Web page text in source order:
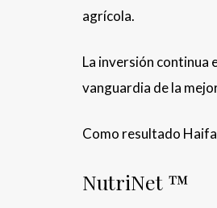
agrícola.
La inversión continua
vanguardia de la
Como resultado
NutriNet ™